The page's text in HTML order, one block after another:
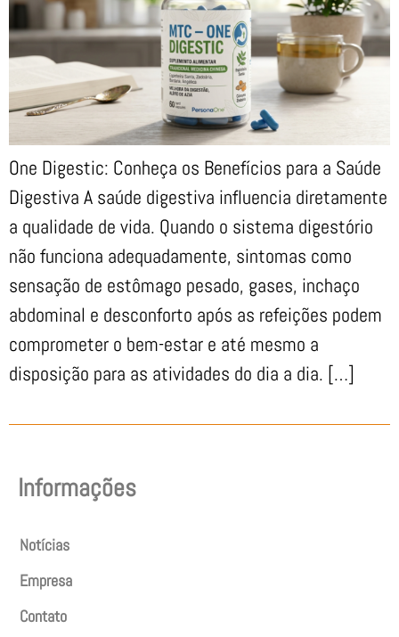
One Digestic: Conheça os Benefícios para a Saúde
Digestiva A saúde digestiva influencia diretamente
a qualidade de vida. Quando o sistema digestório
não funciona adequadamente, sintomas como
sensação de estômago pesado, gases, inchaço
abdominal e desconforto após as refeições podem
comprometer o bem-estar e até mesmo a
disposição para as atividades do dia a dia. […]
Informações
Notícias
Empresa
Contato